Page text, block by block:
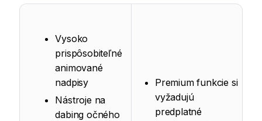
Vysoko
prispôsobiteľné
animované
nadpisy
Nástroje na
dabing očného
Premium funkcie si
vyžadujú
predplatné